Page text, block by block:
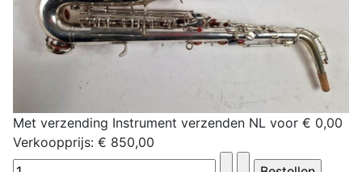
Met verzending Instrument verzenden NL voor € 0,00
Verkoopprijs: € 850,00